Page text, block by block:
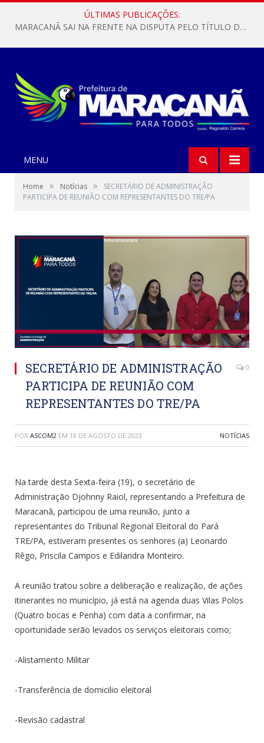
ÚLTIMAS PUBLICAÇÕES:
MARACANÃ SAI NA FRENTE NA DISPUTA PELO TÍTULO DA COPA PARÁ SUB-17!
MENU
Home » Notícias »
SECRETÁRIO DE ADMINISTRAÇÃO
PARTICIPA DE REUNIÃO COM REPRESENTANTES DO TRE/PA
SECRETÁRIO DE ADMINISTRAÇÃO
PARTICIPA DE REUNIÃO COM
REPRESENTANTES DO TRE/PA
0
POR ASCOM2 EM 18 DE AGOSTO DE 2023 NOTÍCIAS
Na tarde desta Sexta-feira (19), o secretário de
Administração Djohnny Raiol, representando a Prefeitura de
Maracanã, participou de uma reunião, junto a
representantes do Tribunal Regional Eleitoral do Pará
TRE/PA, estiveram presentes os senhores (a) Leonardo
Rêgo, Priscila Campos e Edilandra Monteiro.
A reunião tratou sobre a deliberação e realização, de ações
itinerantes no município, já está na agenda duas Vilas Polos
(Quatro bocas e Penha) com data a confirmar, na
oportunidade serão levados os serviços eleitorais como;
-Alistamento Militar
-Transferência de domicilio eleitoral
-Revisão cadastral